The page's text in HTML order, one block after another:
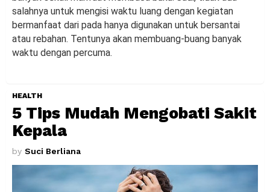
salahnya untuk mengisi waktu luang dengan kegiatan
bermanfaat dari pada hanya digunakan untuk bersantai
atau rebahan. Tentunya akan membuang-buang banyak
waktu dengan percuma.
HEALTH
5 Tips Mudah Mengobati Sakit
Kepala
by Suci Berliana